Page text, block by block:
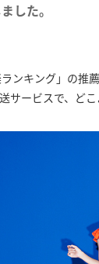
した。
ランキング」の
サービスで、ど